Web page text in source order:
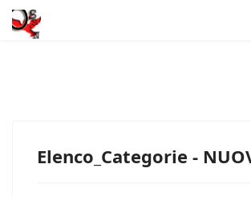
Elenco_Categorie -